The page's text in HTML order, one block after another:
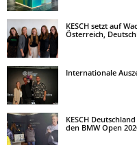
KESCH setzt auf
Österreich,
Internationale
KESCH
den BMW Open